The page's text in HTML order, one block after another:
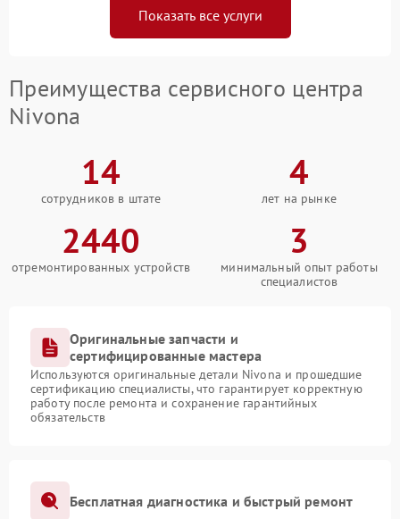
Показать все услуги
Преимущества сервисного центра
Nivona
14
сотрудников в штате
4
лет на рынке
2440
отремонтированных устройств
3
минимальный опыт работы
специалистов
Оригинальные запчасти и
сертифицированные мастера
Используются оригинальные детали Nivona и прошедшие
сертификацию специалисты, что гарантирует корректную
работу после ремонта и сохранение гарантийных
обязательств
Бесплатная диагностика и быстрый ремонт